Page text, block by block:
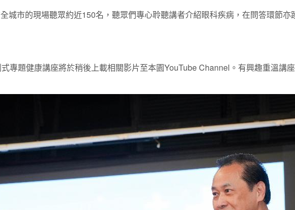
城市的現場聽眾約近150名，聽眾們專心聆聽講者介紹眼科疾病，在問答環節亦
專題健康講座將於稍後上載相關影片至本園YouTube Channel。有興趣重溫講